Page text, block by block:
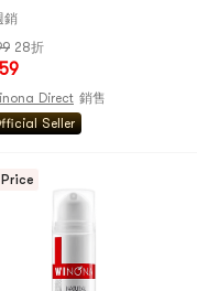
屏障【敏感肌必備】速
銷
28折
Direct 銷售
Seller
Price